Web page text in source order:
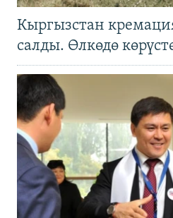
Кыргызстан
салды. Өлкөдө